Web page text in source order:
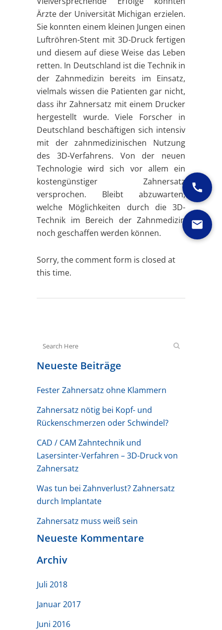
Ärzte der Universität Michigan erzielen.
Sie konnten einem kleinen Jungen einen
Luftröhren-Stent mit 3D-Druck fertigen
und diesem auf diese Weise das Leben
retten. In Deutschland ist die Technik in
der Zahnmedizin bereits im Einsatz,
vielmals wissen die Patienten gar nicht,
dass ihr Zahnersatz mit einem Drucker
hergestellt wurde. Viele Forscher in
Deutschland beschäftigen sich intensiv
mit der zahnmedizinischen Nutzung
des 3D-Verfahrens. Von der neuen
Technologie wird sich vor allem ein
kostengünstiger Zahnersatz
versprochen. Bleibt abzuwarten,
welche Möglichkeiten durch die 3D-
Technik im Bereich der Zahnmedizin
noch geschaffen werden können.
Sorry, the comment form is closed at
this time.
Neueste Beiträge
Fester Zahnersatz ohne Klammern
Zahnersatz nötig bei Kopf- und
Rückenschmerzen oder Schwindel?
CAD / CAM Zahntechnik und
Lasersinter-Verfahren – 3D-Druck von
Zahnersatz
Was tun bei Zahnverlust? Zahnersatz
durch Implantate
Zahnersatz muss weiß sein
Neueste Kommentare
Archiv
Juli 2018
Januar 2017
Juni 2016